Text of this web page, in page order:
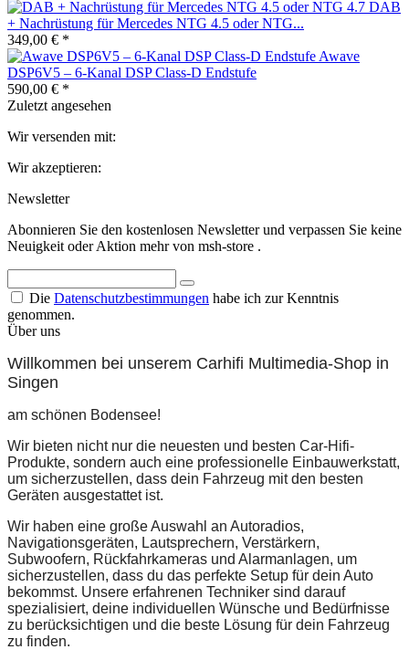
DAB
+ Nachrüstung für Mercedes NTG 4.5 oder NTG...
349,00 € *
Awave
DSP6V5 – 6-Kanal DSP Class-D Endstufe
590,00 € *
Zuletzt angesehen
Wir versenden mit:
Wir akzeptieren:
Newsletter
Abonnieren Sie den kostenlosen Newsletter und verpassen Sie keine
Neuigkeit oder Aktion mehr von msh-store .
Die Datenschutzbestimmungen habe ich zur Kenntnis
genommen.
Über uns
Willkommen bei unserem Carhifi Multimedia-Shop in
Singen
am schönen Bodensee!
Wir bieten nicht nur die neuesten und besten Car-Hifi-
Produkte, sondern auch eine professionelle Einbauwerkstatt,
um sicherzustellen, dass dein Fahrzeug mit den besten
Geräten ausgestattet ist.
Wir haben eine große Auswahl an Autoradios,
Navigationsgeräten, Lautsprechern, Verstärkern,
Subwoofern, Rückfahrkameras und Alarmanlagen, um
sicherzustellen, dass du das perfekte Setup für dein Auto
bekommst. Unsere erfahrenen Techniker sind darauf
spezialisiert, deine individuellen Wünsche und Bedürfnisse
zu berücksichtigen und die beste Lösung für dein Fahrzeug
zu finden.